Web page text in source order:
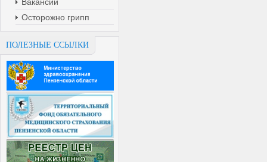
Осторожно грипп
ПОЛЕЗНЫЕ ССЫЛКИ